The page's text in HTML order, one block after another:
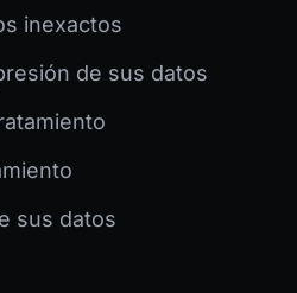
inexactos
de sus datos
sus datos